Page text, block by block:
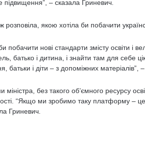
підвищення”, – сказала Гриневич.
розповіла, якою хотіла би побачити
побачити нові стандарти змісту освіти
батько і дитина, і знайти там для себе
батьки і діти – з допоміжних матеріалів”,
міністра, без такого об’ємного ресурсу
“Якщо ми зробимо таку платформу –
Гриневич.